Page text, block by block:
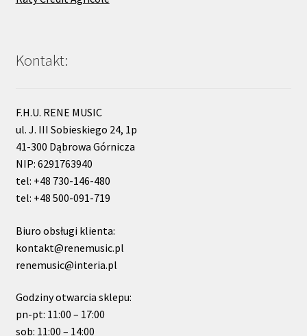
Kontakt:
F.H.U. RENE MUSIC
ul. J. III Sobieskiego 24, 1p
41-300 Dąbrowa Górnicza
NIP: 6291763940
tel: +48 730-146-480
tel: +48 500-091-719
Biuro obsługi klienta:
kontakt@renemusic.pl
renemusic@interia.pl
Godziny otwarcia sklepu:
pn-pt: 11:00 – 17:00
sob: 11:00 – 14:00